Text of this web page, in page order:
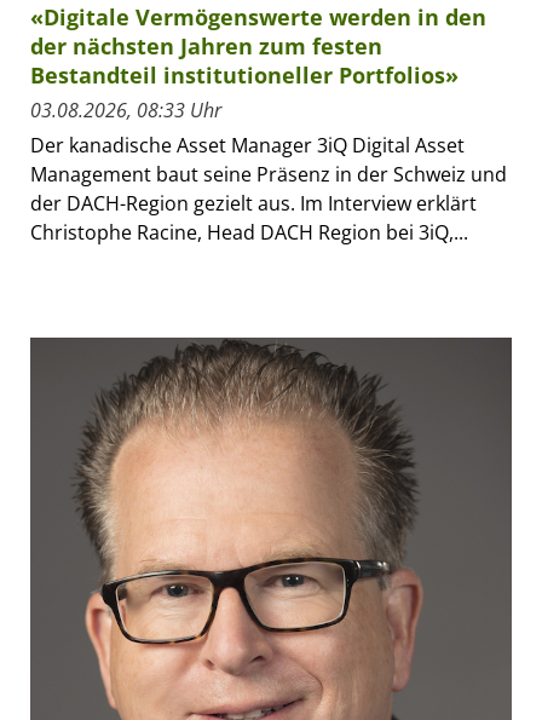
«Digitale Vermögenswerte werden in den
der nächsten Jahren zum festen
Bestandteil institutioneller Portfolios»
03.08.2026, 08:33 Uhr
Der kanadische Asset Manager 3iQ Digital Asset
Management baut seine Präsenz in der Schweiz und
der DACH-Region gezielt aus. Im Interview erklärt
Christophe Racine, Head DACH Region bei 3iQ,...